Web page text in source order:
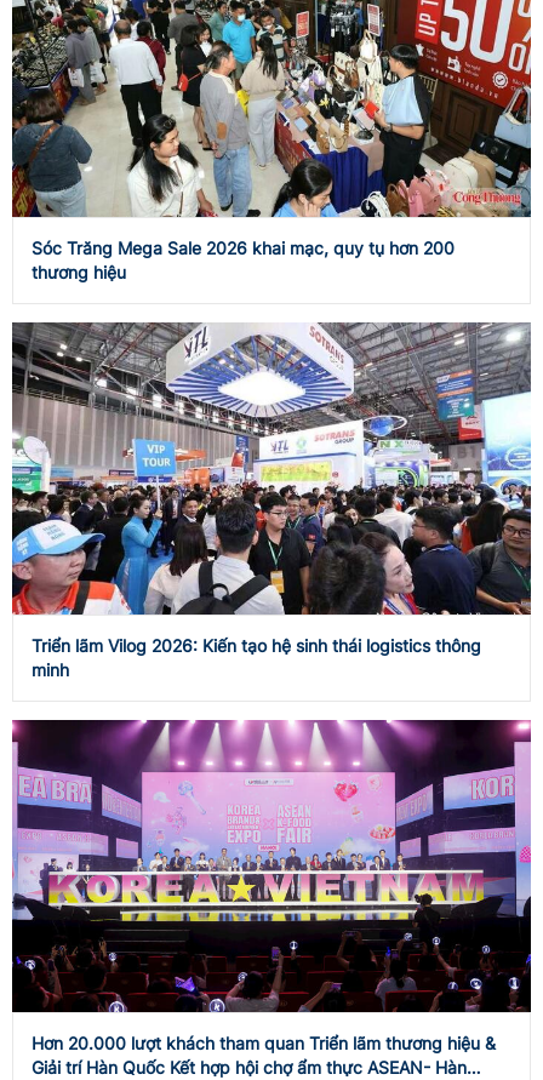
Sóc Trăng Mega Sale 2026 khai mạc, quy tụ hơn 200
thương hiệu
Triển lãm Vilog 2026: Kiến tạo hệ sinh thái logistics thông
minh
Hơn 20.000 lượt khách tham quan Triển lãm thương hiệu &
Giải trí Hàn Quốc Kết hợp hội chợ ẩm thực ASEAN- Hàn